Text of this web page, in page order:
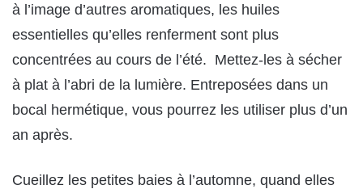
à l’image d’autres aromatiques, les huiles
essentielles qu’elles renferment sont plus
concentrées au cours de l’été. Mettez-les à sécher
à plat à l’abri de la lumière. Entreposées dans un
bocal hermétique, vous pourrez les utiliser plus d’un
an après.
Cueillez les petites baies à l’automne, quand elles